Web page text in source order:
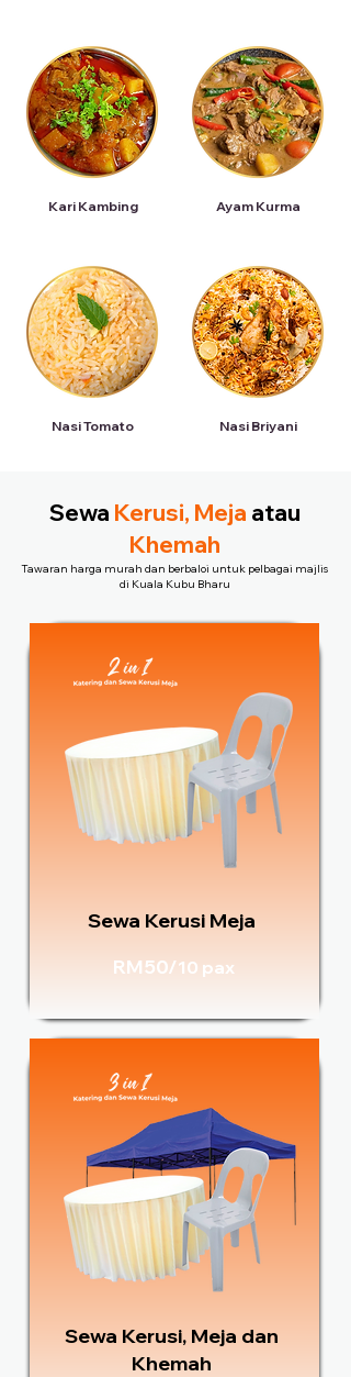
Kari Kambing
Nasi Tomato
Ayam Kurma
Nasi Briyani
Sewa Kerusi, Meja atau
Khemah
Tawaran harga murah dan berbaloi untuk pelbagai majlis
di Kuala Kubu Bharu
Sewa Kerusi Meja
RM50/10 pax
Sewa Kerusi, Meja dan
Khemah